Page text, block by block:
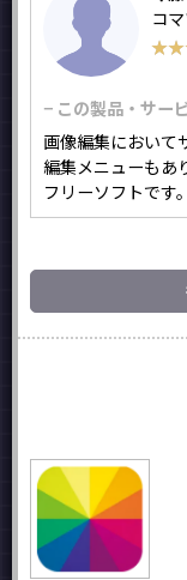
コ
− この製品・サー
画像編集において
編集メニューもあ
フリーソフトです。